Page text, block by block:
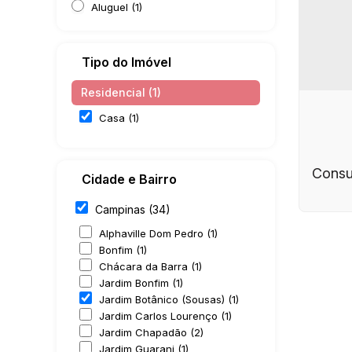
Aluguel (1)
Tipo do Imóvel
Residencial (1)
Casa (1)
Cidade e Bairro
Campinas (34)
Alphaville Dom Pedro (1)
Bonfim (1)
Chácara da Barra (1)
Jardim Bonfim (1)
Jardim Botânico (Sousas) (1)
Jardim Carlos Lourenço (1)
Jardim Chapadão (2)
Jardim Guarani (1)